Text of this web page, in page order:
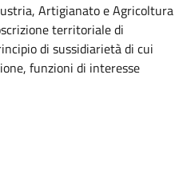
Artigianato e Agricoltura
territoriale di
di sussidiarietà di cui
funzioni di interesse